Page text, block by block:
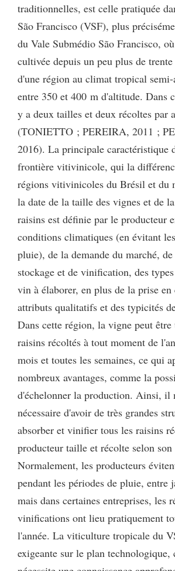
traditionnelles, est celle pratiquée
São Francisco (VSF), plus
du Vale Submédio São Francisco,
cultivée depuis un peu plus de
d'une région au climat tropical
entre 350 et 400 m d'altitude. Dans
y a deux tailles et deux récoltes par
(TONIETTO ; PEREIRA, 2011 ;
2016). La principale caractéristique
frontière vitivinicole, qui la
régions vitivinicoles du Brésil et du
la date de la taille des vignes et de
raisins est définie par le producteur
conditions climatiques (en évitant
pluie), de la demande du marché,
stockage et de vinification, des
vin à élaborer, en plus de la prise en
attributs qualitatifs et des typicités
Dans cette région, la vigne peut
raisins récoltés à tout moment de
mois et toutes les semaines, ce qui
nombreux avantages, comme la
d'échelonner la production. Ainsi, il
nécessaire d'avoir de très grandes
absorber et vinifier tous les raisins
producteur taille et récolte selon
Normalement, les producteurs
pendant les périodes de pluie, entre
mais dans certaines entreprises, les
vinifications ont lieu pratiquement
l'année. La viticulture tropicale du
exigeante sur le plan technologique,